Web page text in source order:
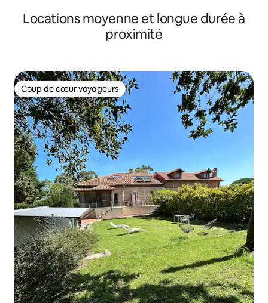
Locations moyenne et longue durée à
proximité
Coup de cœur voyageurs
Coup de cœur voyageurs